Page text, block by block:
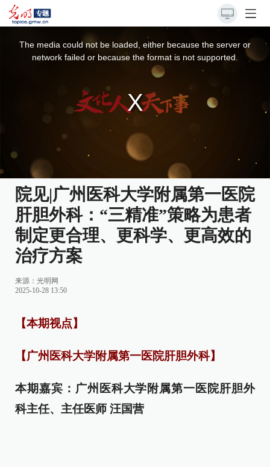
The media could not be loaded, either because the server or
network failed or because the format is not supported.
院见|广州医科大学附属第一医院
肝胆外科：“三精准”策略为患者
制定更合理、更科学、更高效的
治疗方案
来源：光明网
2025-10-28 13:50
【本期视点】
【广州医科大学附属第一医院肝胆外科】
本期嘉宾：广州医科大学附属第一医院肝胆外
科主任、主任医师 汪国营